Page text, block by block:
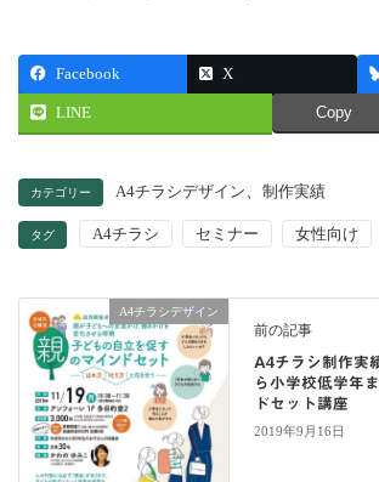
Facebook X
LINE Copy
カテゴリー A4チラシデザイン、 制作実績
タグ A4チラシ セミナー 女性向け
A4チラシデザイン
前の記事
A4チラシ制作実
ら小学校低学年
ドセット講座
2019年9月16日